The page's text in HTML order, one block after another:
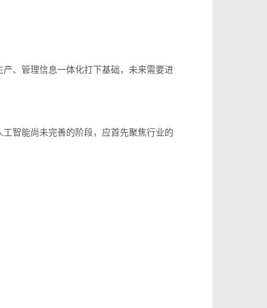
、管理信息一体化打下基础，未来需要进
智能尚未完善的阶段，应首先聚焦行业的